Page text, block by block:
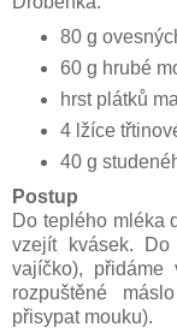
80 g
60 g hrubé
hrst plátků
4 lžíce
40 g
Postup
Do teplého mléka
vzejít kvásek.
vajíčko), přidáme
rozpuštěné
přisypat mouku).